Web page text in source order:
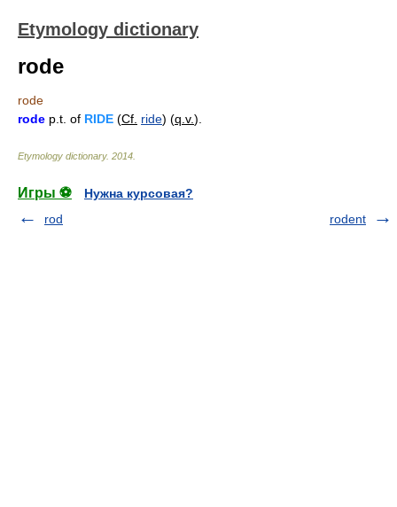
Etymology dictionary
rode
rode
rode p.t. of RIDE (Cf. ride) (q.v.).
Etymology dictionary. 2014
Игры ⚽
Нужна курсовая?
rod
rodent